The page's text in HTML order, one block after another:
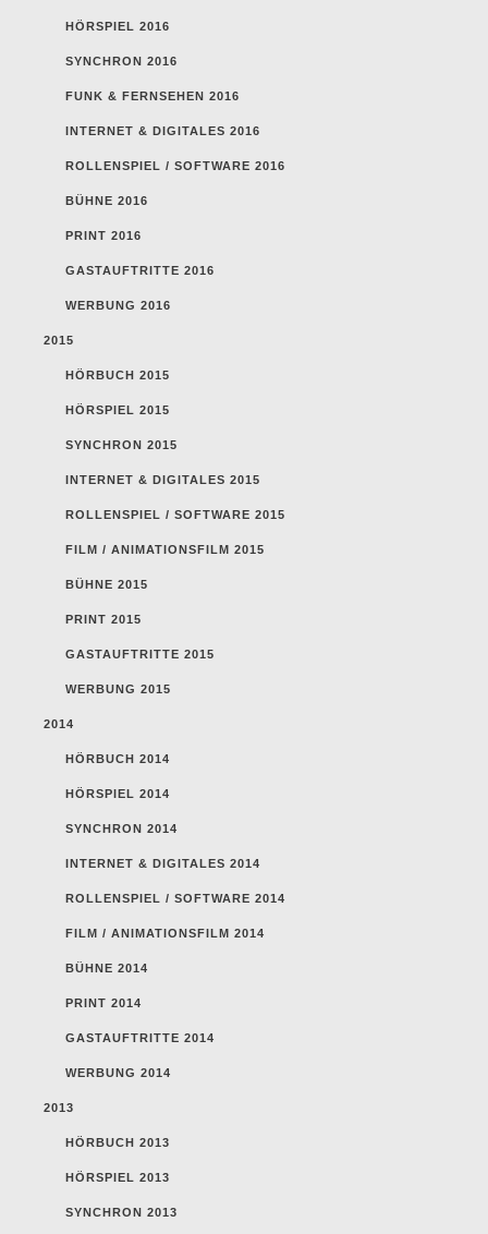
HÖRSPIEL 2016
SYNCHRON 2016
FUNK & FERNSEHEN 2016
INTERNET & DIGITALES 2016
ROLLENSPIEL / SOFTWARE 2016
BÜHNE 2016
PRINT 2016
GASTAUFTRITTE 2016
WERBUNG 2016
2015
HÖRBUCH 2015
HÖRSPIEL 2015
SYNCHRON 2015
INTERNET & DIGITALES 2015
ROLLENSPIEL / SOFTWARE 2015
FILM / ANIMATIONSFILM 2015
BÜHNE 2015
PRINT 2015
GASTAUFTRITTE 2015
WERBUNG 2015
2014
HÖRBUCH 2014
HÖRSPIEL 2014
SYNCHRON 2014
INTERNET & DIGITALES 2014
ROLLENSPIEL / SOFTWARE 2014
FILM / ANIMATIONSFILM 2014
BÜHNE 2014
PRINT 2014
GASTAUFTRITTE 2014
WERBUNG 2014
2013
HÖRBUCH 2013
HÖRSPIEL 2013
SYNCHRON 2013